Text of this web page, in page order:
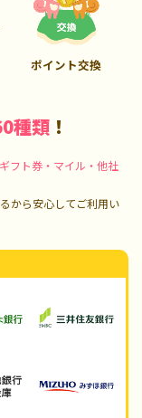
ポイント交換
種類 ！
フト券・マイル・他社
から安心してご利用い